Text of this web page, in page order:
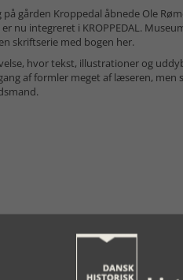
gården Kroppedal åbnede Ole
nu integreret i KROPPEDAL.
skriftserie med bogen her.
hvor tekst, illustrationer og
af formler meget af læseren,